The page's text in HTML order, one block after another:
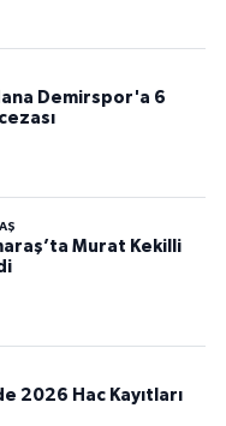
Demirspor'a 6
Murat Kekilli
2026 Hac Kayıtları